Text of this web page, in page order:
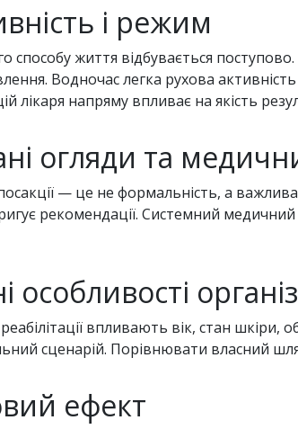
і режим
способу життя відбувається
Водночас легка рухова
лікаря напряму впливає на якість
огляди та
— це не формальність, а
рекомендації. Системний
особливості
впливають вік, стан шкіри,
сценарій. Порівнювати власний
ефект